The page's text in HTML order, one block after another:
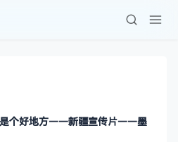
个好地方——新疆宣传片——墨